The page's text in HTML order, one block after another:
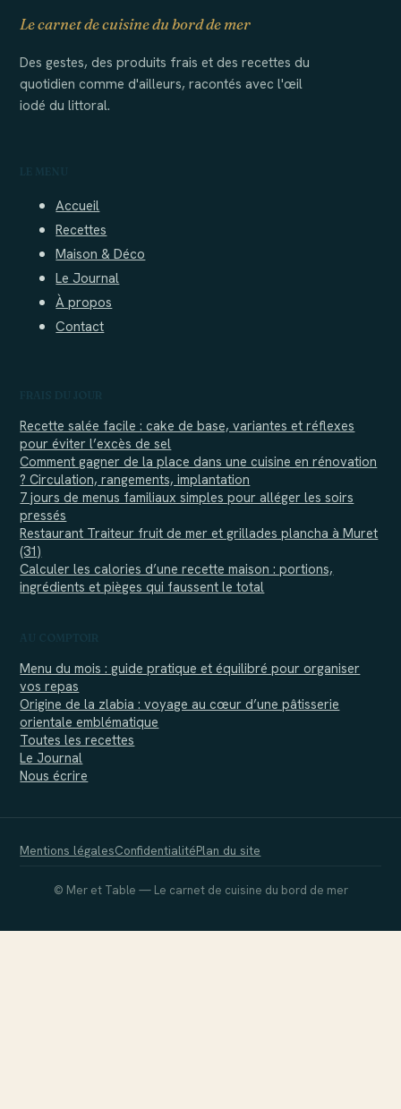
Le carnet de cuisine du bord de mer
Des gestes, des produits frais et des recettes du
quotidien comme d'ailleurs, racontés avec l'œil
iodé du littoral.
Accueil
Recettes
Maison & Déco
Le Journal
À propos
Contact
Recette salée facile : cake de base, variantes et réflexes
pour éviter l’excès de sel
Comment gagner de la place dans une cuisine en rénovation
? Circulation, rangements, implantation
7 jours de menus familiaux simples pour alléger les soirs
pressés
Restaurant Traiteur fruit de mer et grillades plancha à Muret
(31)
Calculer les calories d’une recette maison : portions,
ingrédients et pièges qui faussent le total
Menu du mois : guide pratique et équilibré pour organiser
vos repas
Origine de la zlabia : voyage au cœur d’une pâtisserie
orientale emblématique
Toutes les recettes
Le Journal
Nous écrire
Mentions légalesConfidentialitéPlan du site
© Mer et Table — Le carnet de cuisine du bord de mer